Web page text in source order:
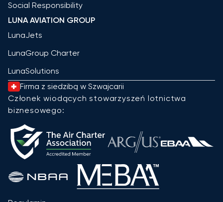
Social Responsibility
LUNA AVIATION GROUP
LunaJets
LunaGroup Charter
LunaSolutions
Firma z siedzibą w Szwajcarii
Członek wiodących stowarzyszeń lotnictwa
biznesowego: